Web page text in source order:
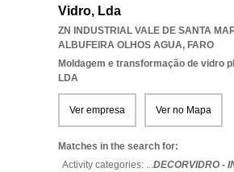
Vidro, Lda
ZN INDUSTRIAL VALE DE SANTA
ALBUFEIRA OLHOS AGUA, FARO
Moldagem e transformação de vidro
LDA
Ver empresa Ver no Mapa
Matches in the search for:
Activity categories: ...DECORVIDRO -